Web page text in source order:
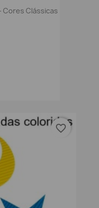
Cores Clássicas
favorite_border